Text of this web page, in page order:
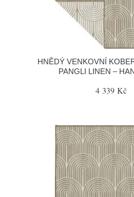
HNĚDÝ VENKOVNÍ
PANGLI LINEN –
4 339 Kč